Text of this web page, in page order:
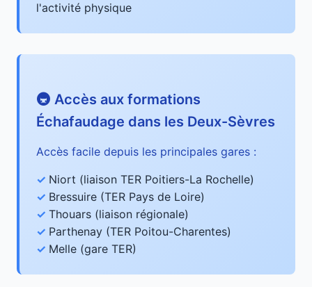
l'activité physique
🚇 Accès aux formations
Échafaudage dans les Deux-Sèvres
Accès facile depuis les principales gares :
Niort (liaison TER Poitiers-La Rochelle)
Bressuire (TER Pays de Loire)
Thouars (liaison régionale)
Parthenay (TER Poitou-Charentes)
Melle (gare TER)